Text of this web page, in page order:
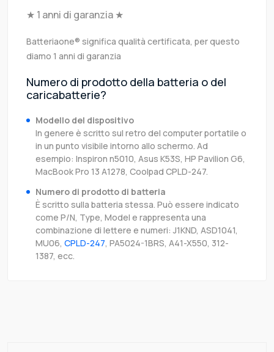
★ 1 anni di garanzia ★
Batteriaone® significa qualità certificata, per questo
diamo 1 anni di garanzia
Numero di prodotto della batteria o del
caricabatterie?
Modello del dispositivo
In genere è scritto sul retro del computer portatile o
in un punto visibile intorno allo schermo. Ad
esempio: Inspiron n5010, Asus K53S, HP Pavilion G6,
MacBook Pro 13 A1278, Coolpad CPLD-247.
Numero di prodotto di batteria
È scritto sulla batteria stessa. Può essere indicato
come P/N, Type, Model e rappresenta una
combinazione di lettere e numeri: J1KND, ASD1041,
MU06, CPLD-247, PA5024-1BRS, A41-X550, 312-
1387, ecc.